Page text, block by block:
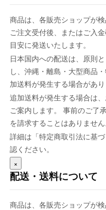
商品は、各販売ショップが
ご注文受付後、またはご入
目安に発送いたします。
日本国内への配送は、原則
し、沖縄・離島・大型商品
加送料が発生する場合があり
追加送料が発生する場合は
ご案内します。 事前のご了
を請求することはありません
詳細は「特定商取引法に基
認ください。
×
配送・送料について
商品は、各販売ショップが